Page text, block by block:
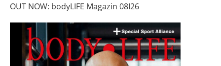
OUT NOW: bodyLIFE Magazin 08I26